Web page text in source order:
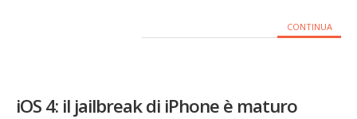
CONTINUA
iOS 4: il jailbreak di iPhone è maturo